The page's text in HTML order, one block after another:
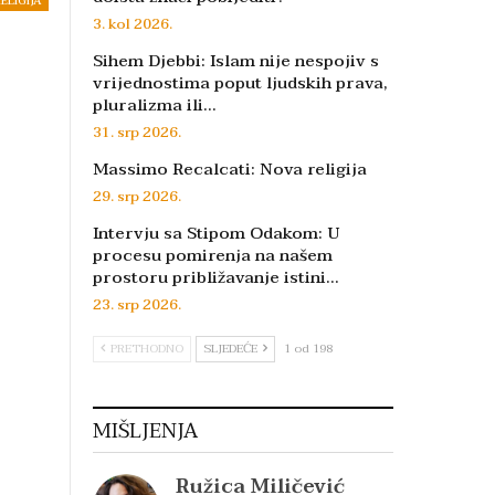
3. kol 2026.
Sihem Djebbi: Islam nije nespojiv s
vrijednostima poput ljudskih prava,
pluralizma ili…
31. srp 2026.
Massimo Recalcati: Nova religija
29. srp 2026.
Intervju sa Stipom Odakom: U
procesu pomirenja na našem
prostoru približavanje istini…
23. srp 2026.
PRETHODNO SLJEDEĆE 1 od 198
MIŠLJENJA
Ružica Miličević